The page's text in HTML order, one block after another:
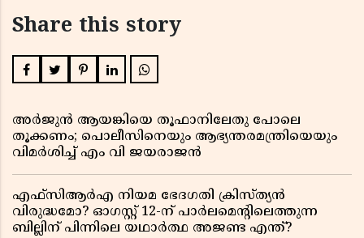
Share this story
അർജുൻ ആയങ്കിയെ തൂഫാനിലേതു പോലെ
തൂക്കണം; പൊലീസിനെയും ആഭ്യന്തരമന്ത്രിയെയും
വിമർശിച്ച് എം വി ജയരാജൻ
എഫ്സിആർഎ നിയമ ഭേദഗതി ക്രിസ്ത്യൻ
വിരുദ്ധമോ? ഓഗസ്റ്റ് 12-ന് പാർലമെന്റിലെത്തുന്ന
ബില്ലിന് പിന്നിലെ യഥാർത്ഥ അജണ്ട എന്ത്?